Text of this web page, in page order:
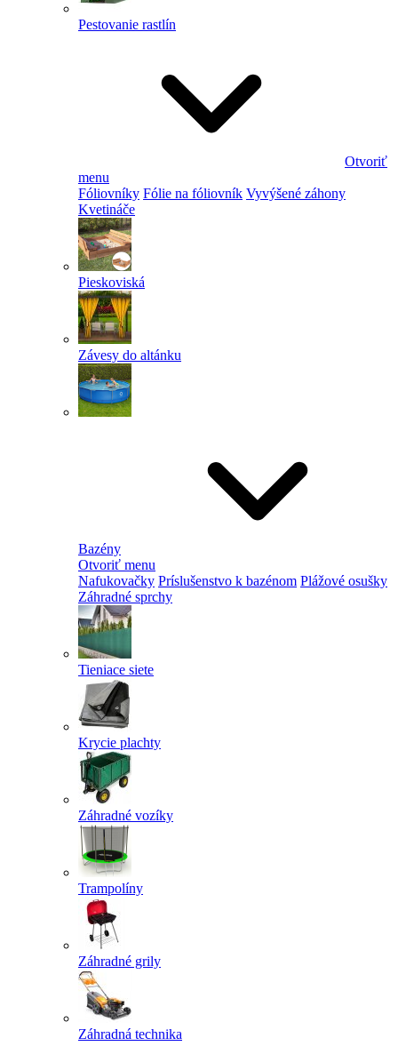
Pestovanie rastlín
Otvoriť
menu
Fóliovníky Fólie na fóliovník Vyvýšené záhony
Kvetináče
Pieskoviská
Závesy do altánku
Bazény
Otvoriť menu
Nafukovačky Príslušenstvo k bazénom Plážové osušky
Záhradné sprchy
Tieniace siete
Krycie plachty
Záhradné vozíky
Trampolíny
Záhradné grily
Záhradná technika